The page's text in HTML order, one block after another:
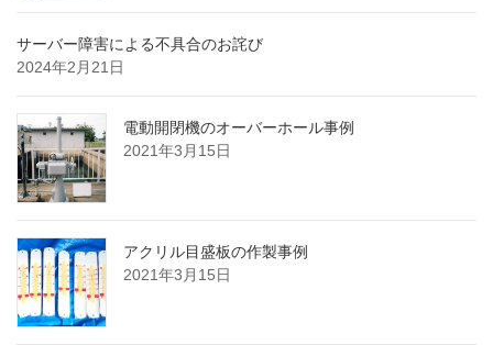
サーバー障害による不具合のお詫び
2024年2月21日
電動開閉機のオーバーホール事例
2021年3月15日
アクリル目盛板の作製事例
2021年3月15日